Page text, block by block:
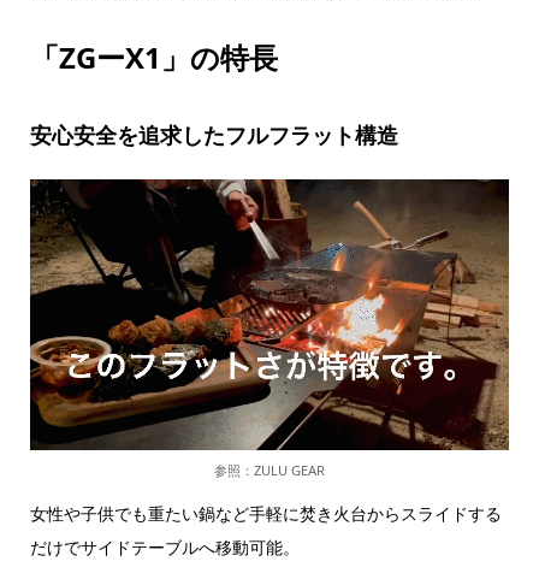
「ZGーX1」の特長
安心安全を追求したフルフラット構造
参照：ZULU GEAR
女性や子供でも重たい鍋など手軽に焚き火台からスライドする
だけでサイドテーブルへ移動可能。